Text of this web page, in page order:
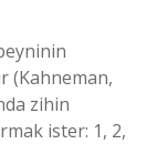
(Kahneman,
zihin
ister: 1, 2,